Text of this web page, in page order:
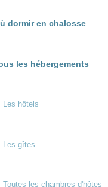
dormir en chalosse
les hébergements
Les hôtels
Les gîtes
Toutes les chambres d'hôtes
? Quelles sont les
? Animées par les